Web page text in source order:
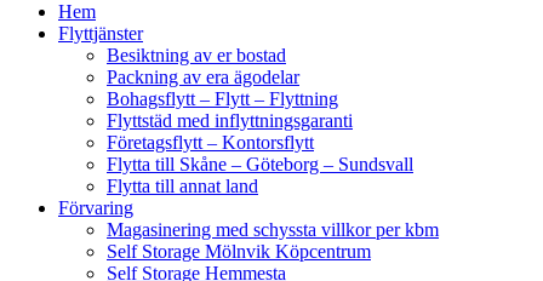
Hem
Flyttjänster
Besiktning av er bostad
Packning av era ägodelar
Bohagsflytt – Flytt – Flyttning
Flyttstäd med inflyttningsgaranti
Företagsflytt – Kontorsflytt
Flytta till Skåne – Göteborg – Sundsvall
Flytta till annat land
Förvaring
Magasinering med schyssta villkor per kbm
Self Storage Mölnvik Köpcentrum
Self Storage Hemmesta